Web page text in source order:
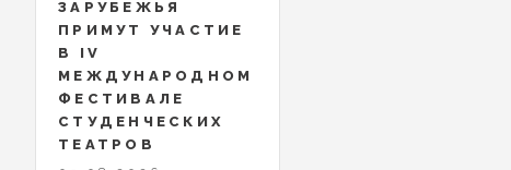
ЗАРУБЕЖЬЯ
ПРИМУТ УЧАСТИЕ
В IV
МЕЖДУНАРОДНОМ
ФЕСТИВАЛЕ
СТУДЕНЧЕСКИХ
ТЕАТРОВ